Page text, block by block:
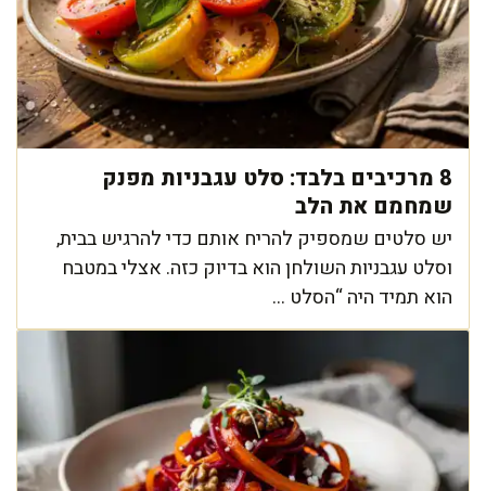
8 מרכיבים בלבד: סלט עגבניות מפנק
שמחמם את הלב
יש סלטים שמספיק להריח אותם כדי להרגיש בבית,
וסלט עגבניות השולחן הוא בדיוק כזה. אצלי במטבח
הוא תמיד היה “הסלט ...